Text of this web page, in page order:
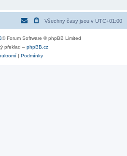
Všechny časy jsou v UTC+01:00
® Forum Software © phpBB Limited
překlad – phpBB.cz
| Podmínky